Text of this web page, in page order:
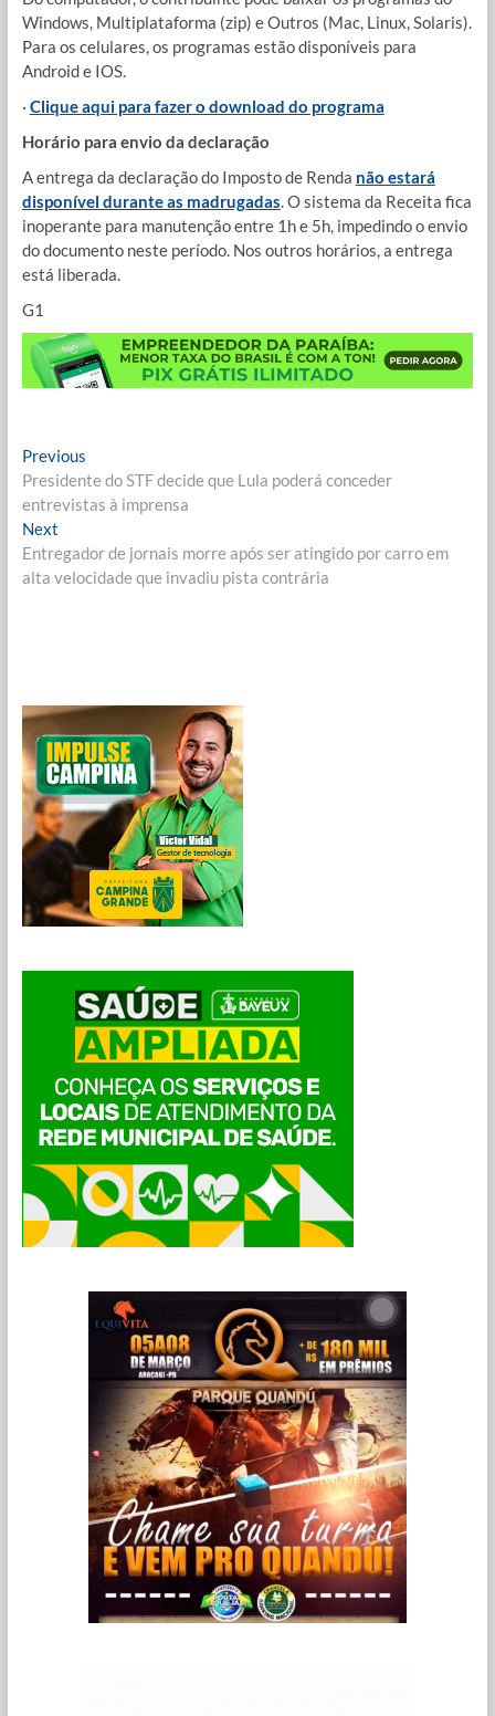
Windows, Multiplataforma (zip) e Outros (Mac, Linux, Solaris).
Para os celulares, os programas estão disponíveis para
Android e IOS.
· Clique aqui para fazer o download do programa
Horário para envio da declaração
A entrega da declaração do Imposto de Renda não estará
disponível durante as madrugadas. O sistema da Receita fica
inoperante para manutenção entre 1h e 5h, impedindo o envio
do documento neste período. Nos outros horários, a entrega
está liberada.
G1
Navegação
de
Post
PreviousPrevious
post:
Presidente do STF decide que Lula poderá conceder
entrevistas à imprensa
NextNext
post:
Entregador de jornais morre após ser atingido por carro em
alta velocidade que invadiu pista contrária